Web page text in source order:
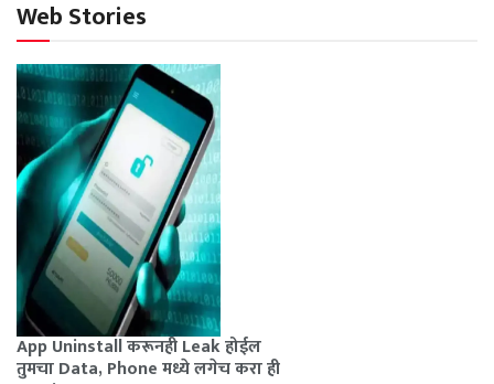
Web Stories
App Uninstall करूनही Leak होईल
तुमचा Data, Phone मध्ये लगेच करा ही